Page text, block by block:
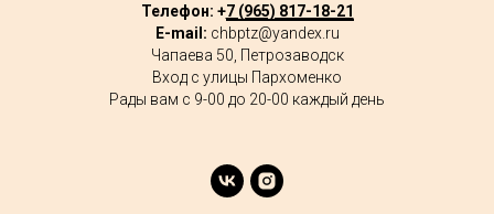
Телефон: +7 (965) 817-18-21
E-mail: chbptz@yandex.ru
Чапаева 50, Петрозаводск
Вход с улицы Пархоменко
Рады вам с 9-00 до 20-00 каждый день